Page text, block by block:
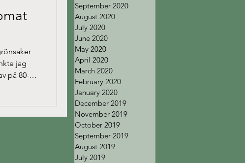
jag
på 80-
September 2020
August 2020
July 2020
June 2020
May 2020
April 2020
March 2020
February 2020
January 2020
December 2019
November 2019
October 2019
September 2019
August 2019
July 2019